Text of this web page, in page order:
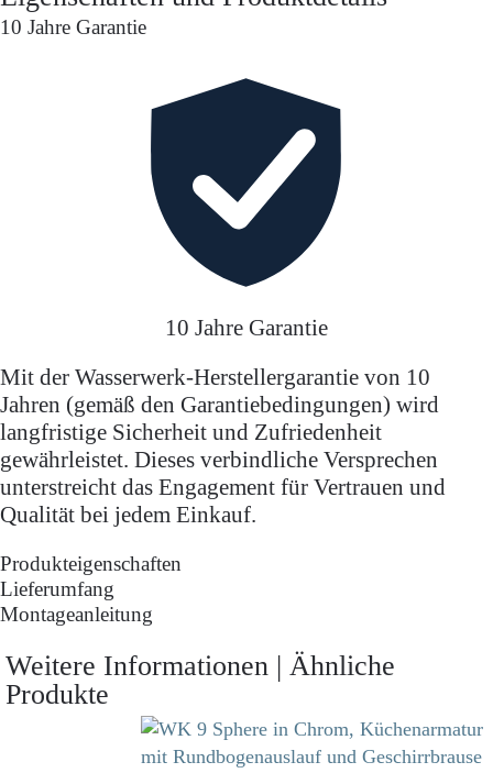
10 Jahre Garantie
10 Jahre Garantie
Mit der Wasserwerk-Herstellergarantie von 10
Jahren (gemäß den Garantiebedingungen) wird
langfristige Sicherheit und Zufriedenheit
gewährleistet. Dieses verbindliche Versprechen
unterstreicht das Engagement für Vertrauen und
Qualität bei jedem Einkauf.
Produkteigenschaften
Lieferumfang
Montageanleitung
Weitere Informationen | Ähnliche
Produkte